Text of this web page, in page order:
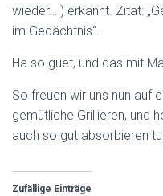
wieder… ) erkannt. Zitat:
im Gedächtnis“.
Ha so guet, und das mit
So freuen wir uns nun auf
gemütliche Grillieren, und
auch so gut absorbieren
Zufällige Einträge